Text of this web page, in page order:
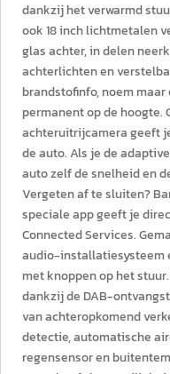
dankzij het verwarmd
ook 18 inch lichtmetalen
glas achter, in delen
achterlichten en
brandstofinfo, noem
permanent op de hoogte.
achteruitrijcamera geeft
de auto. Als je de
auto zelf de snelheid en
Vergeten af te sluiten?
speciale app geeft je
Connected Services.
audio-installatiesysteem
met knoppen op het
dankzij de DAB-
van achteropkomend
detectie, automatische
regensensor en